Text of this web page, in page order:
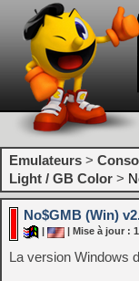
Emulateurs >
Light / GB Color >
No$GMB (Win)
| Mise à jour :
La version Windows